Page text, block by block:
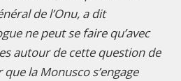
de l’Onu, a dit
ne peut se faire qu’avec
autour de cette question de
la Monusco s’engage